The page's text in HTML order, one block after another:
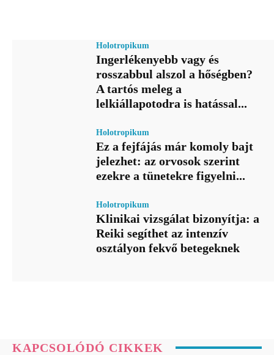
Holotropikum
Ingerlékenyebb vagy és
rosszabbul alszol a hőségben?
A tartós meleg a
lelkiállapotodra is hatással...
Holotropikum
Ez a fejfájás már komoly bajt
jelezhet: az orvosok szerint
ezekre a tünetekre figyelni...
Holotropikum
Klinikai vizsgálat bizonyítja: a
Reiki segíthet az intenzív
osztályon fekvő betegeknek
KAPCSOLÓDÓ CIKKEK